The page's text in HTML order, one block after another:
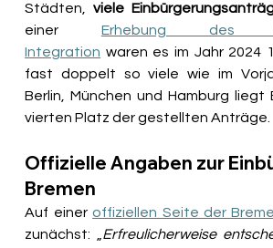
Städten,
viele
einer Erhebung des
Integration waren es im Jahr 2024
fast doppelt so viele wie im
Berlin, München und Hamburg liegt
vierten Platz der gestellten Anträge.
Offizielle Angaben zur
Bremen
Auf einer offiziellen Seite der
zunächst: „ Erfreulicherweise